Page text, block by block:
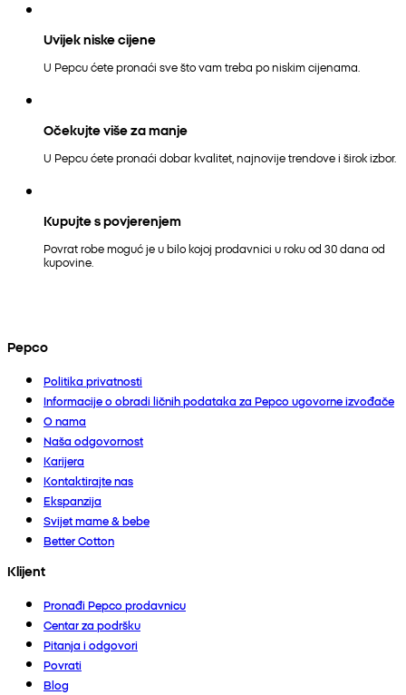
Uvijek niske cijene
U Pepcu ćete pronaći sve što vam treba po niskim cijenama.
Očekujte više za manje
U Pepcu ćete pronaći dobar kvalitet, najnovije trendove i širok izbor.
Kupujte s povjerenjem
Povrat robe moguć je u bilo kojoj prodavnici u roku od 30 dana od
kupovine.
Pepco
Politika privatnosti
Informacije o obradi ličnih podataka za Pepco ugovorne izvođače
O nama
Naša odgovornost
Karijera
Kontaktirajte nas
Ekspanzija
Svijet mame & bebe
Better Cotton
Klijent
Pronađi Pepco prodavnicu
Centar za podršku
Pitanja i odgovori
Povrati
Blog